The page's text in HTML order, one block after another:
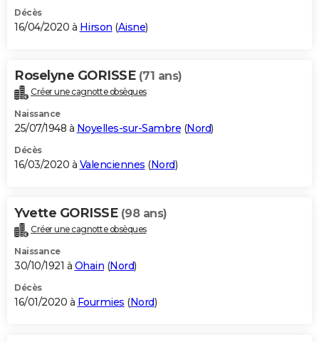
Décès
16/04/2020 à Hirson (Aisne)
Roselyne GORISSE (71 ans)
Créer une cagnotte obsèques
Naissance
25/07/1948 à Noyelles-sur-Sambre (Nord)
Décès
16/03/2020 à Valenciennes (Nord)
Yvette GORISSE (98 ans)
Créer une cagnotte obsèques
Naissance
30/10/1921 à Ohain (Nord)
Décès
16/01/2020 à Fourmies (Nord)